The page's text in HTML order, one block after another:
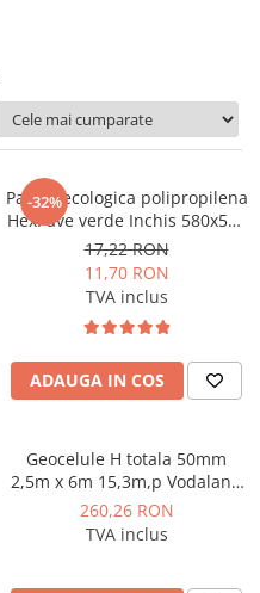
-32%
Pavela ecologica polipropilena
HexPave verde Inchis 580x510
mm Vodaland gama Terra
17,22 RON
11,70 RON
TVA inclus
ADAUGA IN COS
Geocelule H totala 50mm
2,5m x 6m 15,3m,p Vodaland
gama Terra
260,26 RON
TVA inclus